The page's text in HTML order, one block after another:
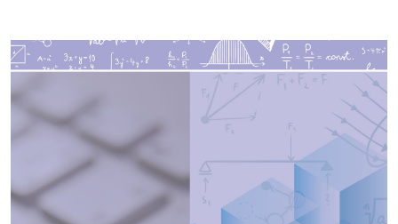
Imagen de portada